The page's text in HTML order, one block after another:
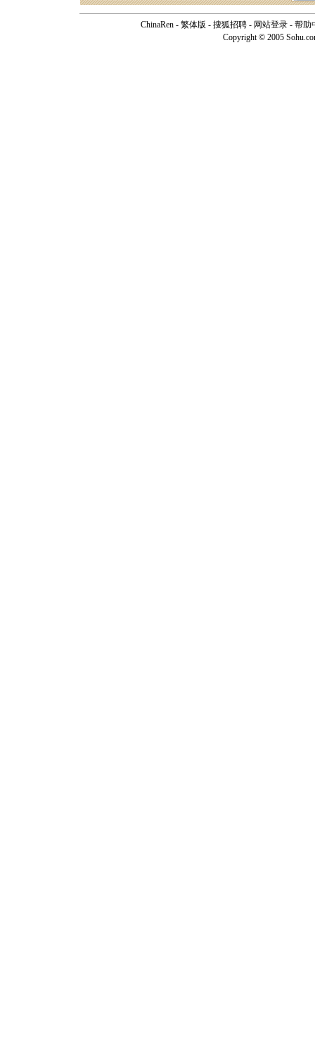
ChinaRen - 繁体版 - 搜狐招聘 - 网站登录 - 帮助
Copyright © 2005